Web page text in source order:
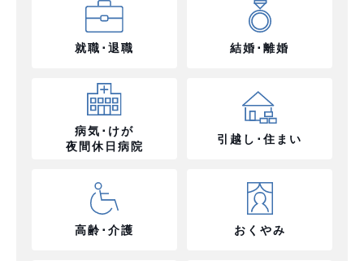
就職･退職 結婚･離婚
病気･けが
夜間休日病院
引越し･住まい
高齢･介護 おくやみ